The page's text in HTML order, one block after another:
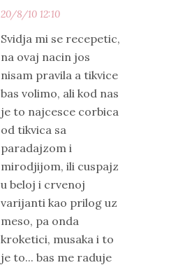
20/8/10 12:10
Svidja mi se recepetic,
na ovaj nacin jos
nisam pravila a tikvice
bas volimo, ali kod nas
je to najcesce corbica
od tikvica sa
paradajzom i
mirodjijom, ili cuspajz
u beloj i crvenoj
varijanti kao prilog uz
meso, pa onda
kroketici, musaka i to
je to... bas me raduje